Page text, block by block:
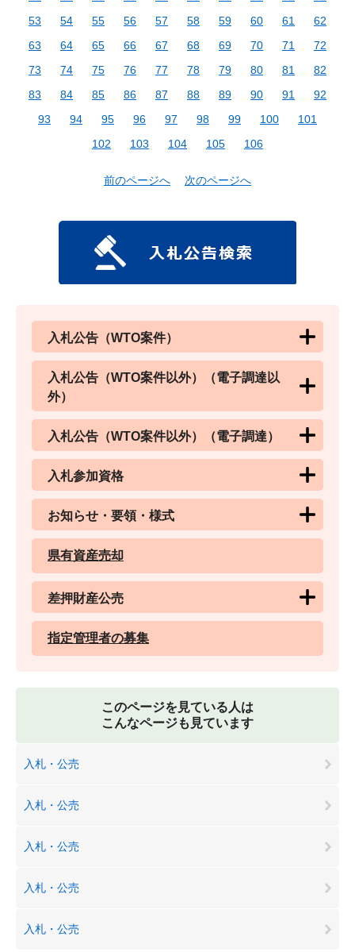
53
54 55 56 57 58 59 60 61
62
63
64 65 66 67 68 69 70 71
72
73
74 75 76 77 78 79 80 81
82
83
84 85 86 87 88 89 90 91
92
93
94 95 96 97 98 99 100
101
102
103 104 105 106
前のページへ 次のページへ
入札公告（WTO案件）
入札公告（WTO案件以外）（電子調達以
外）
入札公告（WTO案件以外）（電子調達）
入札参加資格
お知らせ・要領・様式
県有資産売却
差押財産公売
指定管理者の募集
このページを見ている人は
こんなページも見ています
入札・公売
入札・公売
入札・公売
入札・公売
入札・公売